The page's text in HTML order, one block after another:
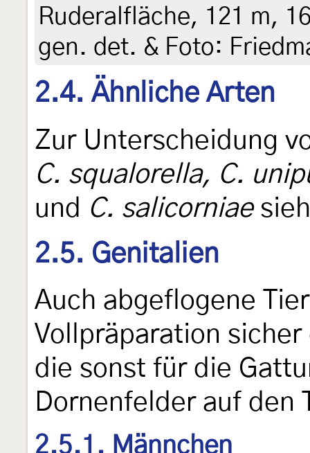
Ruderalfläche, 121 m,
gen. det. & Foto:
2.4. Ähnliche Arten
Zur Unterscheidung
C. squalorella, C.
und C. salicorniae
2.5. Genitalien
Auch abgeflogene
Vollpräparation
die sonst für die
Dornenfelder auf den
2.5.1. Männchen